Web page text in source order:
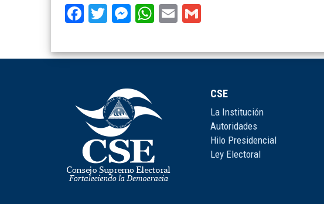
Facebook
TwitterMessenger
WhatsApp
Email
CSE
La Institución
Autoridades
Hilo Presidencial
Ley Electoral